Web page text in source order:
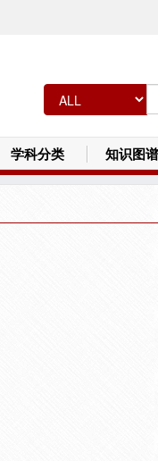
学科分类 知识图谱